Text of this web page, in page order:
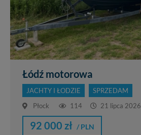
Łódź motorowa
JACHTY I ŁODZIE
SPRZEDAM
Płock
114 21 lipca 2026
92 000 zł / PLN